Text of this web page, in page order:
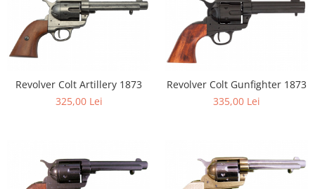
Revolver Colt Artillery 1873
325,00 Lei
Revolver Colt Gunfighter 1873
335,00 Lei